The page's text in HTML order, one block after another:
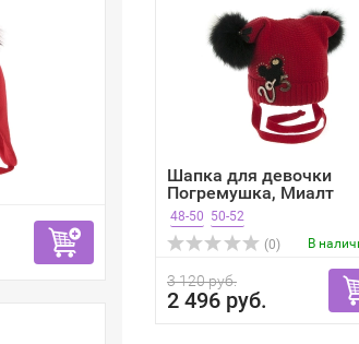
Шапка для девочки
Погремушка, Миалт
красный...
48-50 50-52
(0)
В
3 120 руб.
2 496 руб.